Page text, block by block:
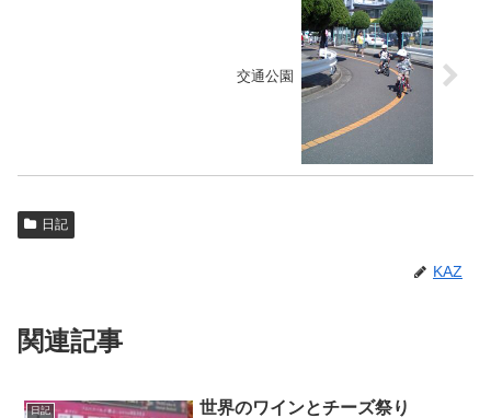
交通公園
日記
KAZ
関連記事
日記 世界のワインとチーズ祭り